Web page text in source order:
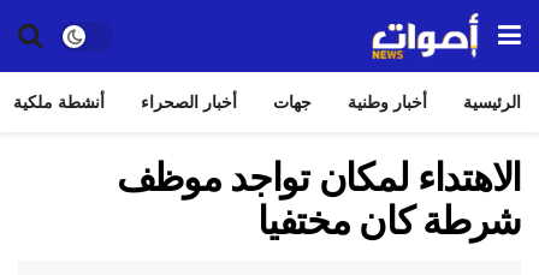
الرئيسية أخبار وطنية جهات أخبار الصحراء أنشطة ملكية
الاهتداء لمكان تواجد موظف
شرطة كان مختفيا